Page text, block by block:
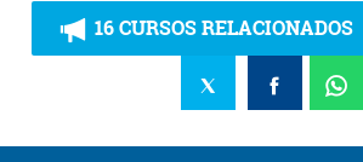
16 CURSOS RELACIONADOS